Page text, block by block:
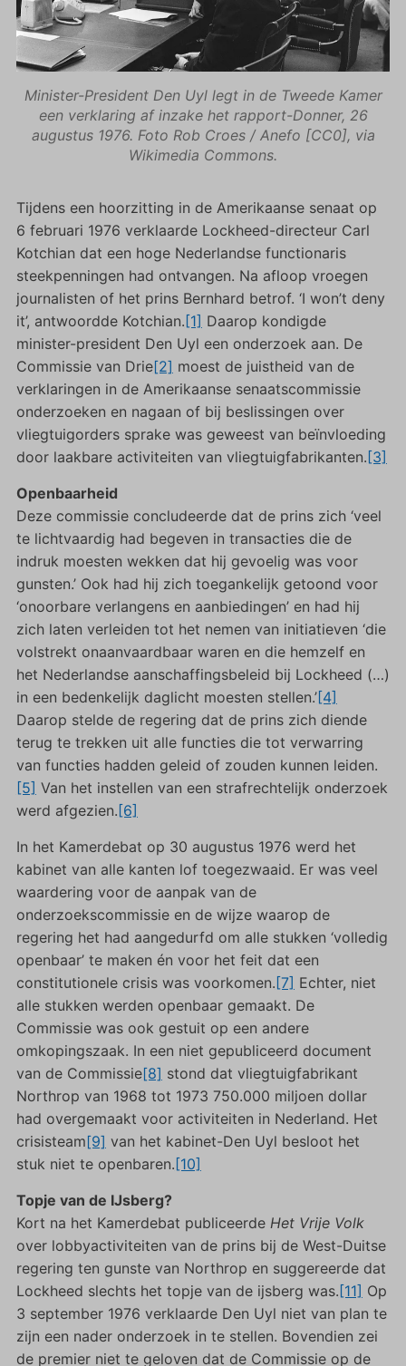
Minister-President Den Uyl legt in de Tweede Kamer
een verklaring af inzake het rapport-Donner, 26
augustus 1976. Foto Rob Croes / Anefo [CC0], via
Wikimedia Commons.
Tijdens een hoorzitting in de Amerikaanse senaat op
6 februari 1976 verklaarde Lockheed-directeur Carl
Kotchian dat een hoge Nederlandse functionaris
steekpenningen had ontvangen. Na afloop vroegen
journalisten of het prins Bernhard betrof. ‘I won’t deny
it’, antwoordde Kotchian.[1] Daarop kondigde
minister-president Den Uyl een onderzoek aan. De
Commissie van Drie[2] moest de juistheid van de
verklaringen in de Amerikaanse senaatscommissie
onderzoeken en nagaan of bij beslissingen over
vliegtuigorders sprake was geweest van beïnvloeding
door laakbare activiteiten van vliegtuigfabrikanten.[3]
Openbaarheid
Deze commissie concludeerde dat de prins zich ‘veel
te lichtvaardig had begeven in transacties die de
indruk moesten wekken dat hij gevoelig was voor
gunsten.’ Ook had hij zich toegankelijk getoond voor
‘onoorbare verlangens en aanbiedingen’ en had hij
zich laten verleiden tot het nemen van initiatieven ‘die
volstrekt onaanvaardbaar waren en die hemzelf en
het Nederlandse aanschaffingsbeleid bij Lockheed (…)
in een bedenkelijk daglicht moesten stellen.’[4]
Daarop stelde de regering dat de prins zich diende
terug te trekken uit alle functies die tot verwarring
van functies hadden geleid of zouden kunnen leiden.
[5] Van het instellen van een strafrechtelijk onderzoek
werd afgezien.[6]
In het Kamerdebat op 30 augustus 1976 werd het
kabinet van alle kanten lof toegezwaaid. Er was veel
waardering voor de aanpak van de
onderzoekscommissie en de wijze waarop de
regering het had aangedurfd om alle stukken ‘volledig
openbaar’ te maken én voor het feit dat een
constitutionele crisis was voorkomen.[7] Echter, niet
alle stukken werden openbaar gemaakt. De
Commissie was ook gestuit op een andere
omkopingszaak. In een niet gepubliceerd document
van de Commissie[8] stond dat vliegtuigfabrikant
Northrop van 1968 tot 1973 750.000 miljoen dollar
had overgemaakt voor activiteiten in Nederland. Het
crisisteam[9] van het kabinet-Den Uyl besloot het
stuk niet te openbaren.[10]
Topje van de IJsberg?
Kort na het Kamerdebat publiceerde Het Vrije Volk
over lobbyactiviteiten van de prins bij de West-Duitse
regering ten gunste van Northrop en suggereerde dat
Lockheed slechts het topje van de ijsberg was.[11] Op
3 september 1976 verklaarde Den Uyl niet van plan te
zijn een nader onderzoek in te stellen. Bovendien zei
de premier niet te geloven dat de Commissie op de